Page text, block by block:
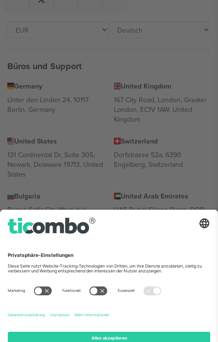
Büros und Support
Germany
Unter den Linden 24, 10117
Berlin, Germany
United Kingdom
167 City Road, London, Greater
London, EC1V 1AW, United
Kingdom
United States
131 Continental Dr, Suite 305,
Newark, Delaware 19713, United
States
Switzerland
Dorfstrasse 52a, 6390
Engelberg, Switzerland
Bulgaria
Regus Sofia City West, bul
Totleben 53-55, 1606 Sofia,
Bulgaria
United Arab Emirates
UAE Dubai Silicon Oasis, DDP
Building A1, Office 302, Dubai,
Mexico
Av Chapultepec 360, Roma
Norte, Cuauhtémoc, 06700
Ciudad de México, CDMX,
Mexico
Die juristische Person des Plattformanbieters kann je nach
Informationen finden Sie auf der jeweiligen Veranstaltungsseite, im